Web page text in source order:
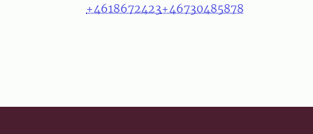
+4618672423+46730485878